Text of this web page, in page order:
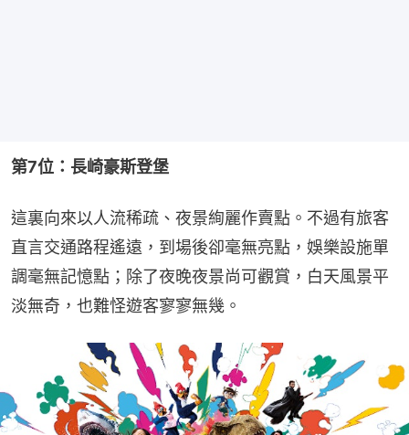
第7位：長崎豪斯登堡
這裏向來以人流稀疏、夜景絢麗作賣點。不過有旅客
直言交通路程遙遠，到場後卻毫無亮點，娛樂設施單
調毫無記憶點；除了夜晚夜景尚可觀賞，白天風景平
淡無奇，也難怪遊客寥寥無幾。